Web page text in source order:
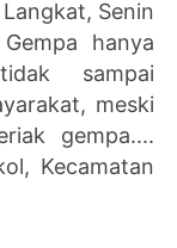
Senin
hanya
sampai
meski
gempa....
Kecamatan